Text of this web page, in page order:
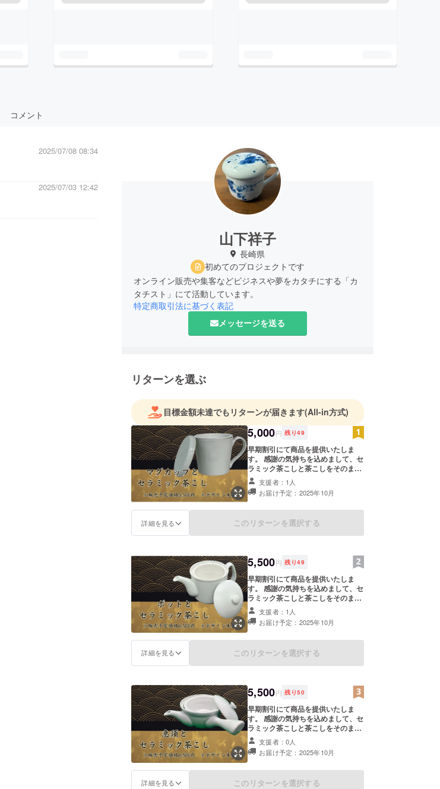
コメント
2025/07/08 08:34
2025/07/03 12:42
山下祥子
長崎県
初めてのプロジェクトです
オンライン販売や集客などビジネスや夢をカタチにする「カ
タチスト」にて活動しています。
特定商取引法に基づく表記
メッセージを送る
リターンを選ぶ
目標金額未達でもリターンが届きます(All-in方式)
5,000円 残り49
早期割引にて商品を提供いたしま
す。 感謝の気持ちを込めまして、セ
ラミック茶こしと茶こしをそのまま
使える蓋つきマグカップをお送りさ
せていただきます。 【提供内容】
・セラミック茶こし 1個 ・蓋つき
が、順次お送りさせていただきま
す。
支援者：1人
お届け予定：2025年10月
詳細を見る このリターンを選択する
5,500円 残り49
早期割引にて商品を提供いたしま
す。 感謝の気持ちを込めまして、セ
ラミック茶こしと茶こしをそのまま
使えるポットをお送りさせていただ
きます。 【提供内容】 ・セラミッ
ク茶こし 1個 ・陶器のポッ
送りさせていただきます。
支援者：1人
お届け予定：2025年10月
詳細を見る このリターンを選択する
5,500円 残り50
早期割引にて商品を提供いたしま
す。 感謝の気持ちを込めまして、セ
ラミック茶こしと茶こしをそのまま
使える急須をお送りさせていただき
ます。 【提供内容】 ・セラミック
茶こし 1個 ・急須
いただきます。
支援者：0人
お届け予定：2025年10月
詳細を見る このリターンを選択する